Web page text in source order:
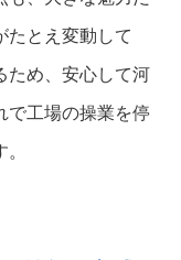
たとえ変動して
ため、安心して河
で工場の操業を停